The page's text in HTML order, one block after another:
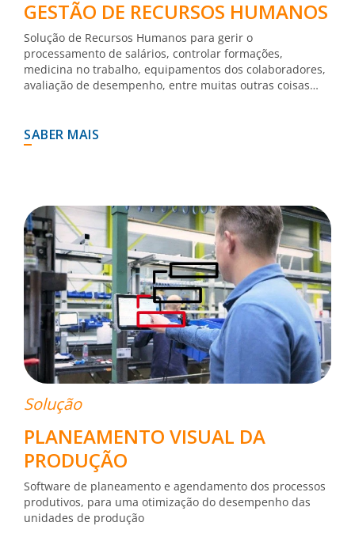
GESTÃO DE RECURSOS HUMANOS
Solução de Recursos Humanos para gerir o
processamento de salários, controlar formações,
medicina no trabalho, equipamentos dos colaboradores,
avaliação de desempenho, entre muitas outras coisas…
SABER MAIS
Solução
PLANEAMENTO VISUAL DA
PRODUÇÃO
Software de planeamento e agendamento dos processos
produtivos, para uma otimização do desempenho das
unidades de produção